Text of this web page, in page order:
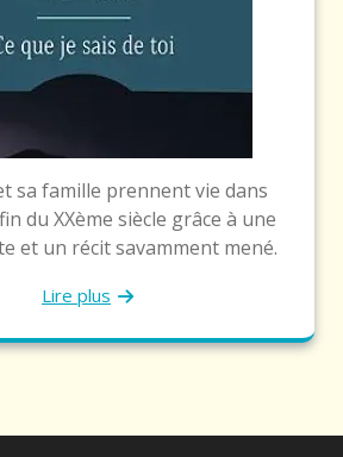
sa famille prennent vie dans
du XXème siècle grâce à une
et un récit savamment mené.
Lire plus